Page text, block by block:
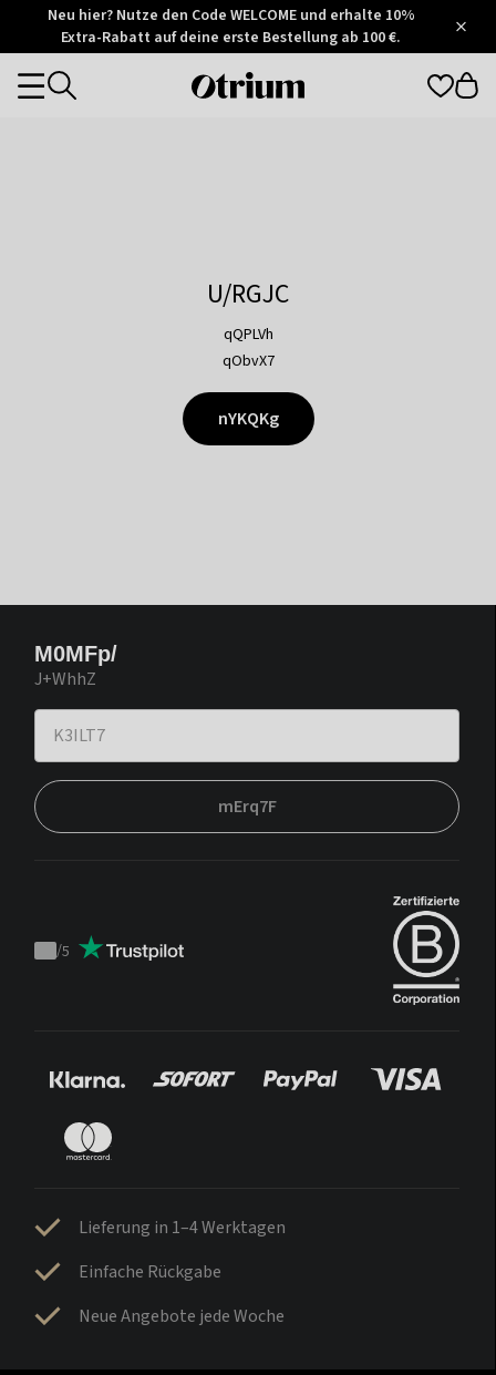
Otrium
Trustpilot
Neu hier? Nutze den Code WELCOME und erhalte 10%
Extra-Rabatt auf deine erste Bestellung ab 100 €.
Otrium
Categories
U/RGJC
qQPLVh
qObvX7
nYKQKg
M0MFp/
J+WhhZ
mErq7F
Trustpilot
/5
Lieferung in 1–4 Werktagen
Einfache Rückgabe
Neue Angebote jede Woche